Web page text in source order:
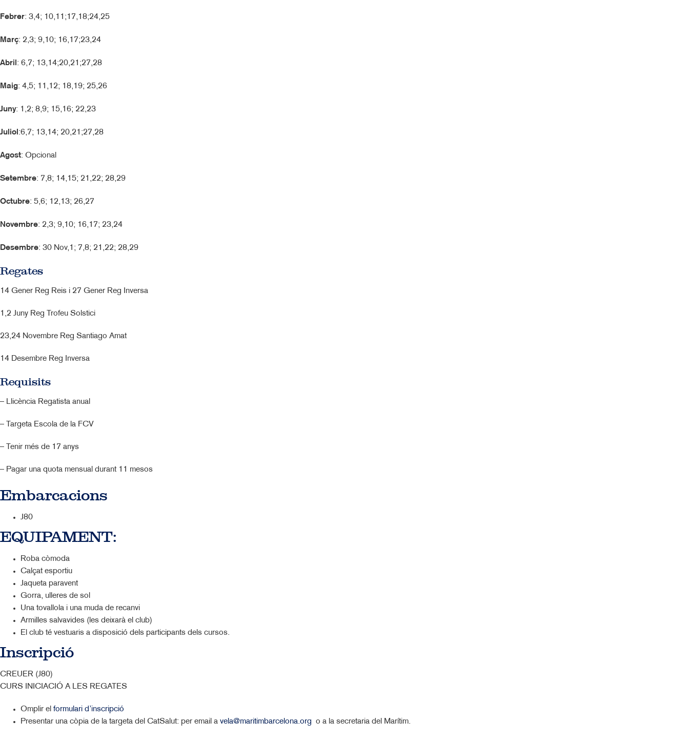
Febrer: 3,4; 10,11;17,18;24,25
Març: 2,3; 9,10; 16,17;23,24
Abril : 6,7; 13,14;20,21;27,28
Maig: 4,5; 11,12; 18,19; 25,26
Juny: 1,2; 8,9; 15,16; 22,23
Juliol :6,7; 13,14; 20,21;27,28
Agost: Opcional
Setembre: 7,8; 14,15; 21,22; 28,29
Octubre: 5,6; 12,13; 26,27
Novembre: 2,3; 9,10; 16,17; 23,24
Desembre: 30 Nov,1; 7,8; 21,22; 28,29
Regates
14 Gener Reg Reis i 27 Gener Reg Inversa
1,2 Juny Reg Trofeu Solstici
23,24 Novembre Reg Santiago Amat
14 Desembre Reg Inversa
Requisits
– Llicència Regatista anual
– Targeta Escola de la FCV
– Tenir més de 17 anys
– Pagar una quota mensual durant 11 mesos
Embarcacions
J80
EQUIPAMENT:
Roba còmoda
Calçat esportiu
Jaqueta paravent
Gorra, ulleres de sol
Una tovallola i una muda de recanvi
Armilles salvavides (les deixarà el club)
El club té vestuaris a disposició dels participants dels cursos.
Inscripció
CREUER (J80)​
CURS INICIACIÓ A LES REGATES
Omplir el formulari d’inscripció
Presentar una còpia de la targeta del CatSalut: per email a vela@maritimbarcelona.org o a la secretaria del Marítim.